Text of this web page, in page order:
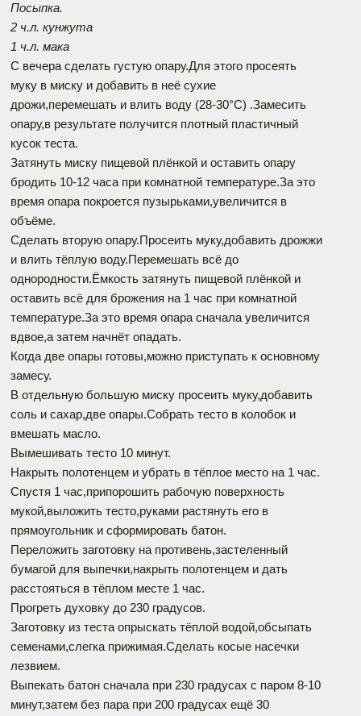
Посыпка.
2 ч.л. кунжута
1 ч.л. мака
С вечера сделать густую опару.Для этого просеять
муку в миску и добавить в неё сухие
дрожи,перемешать и влить воду (28-30°С) .Замесить
опару,в результате получится плотный пластичный
кусок теста.
Затянуть миску пищевой плёнкой и оставить опару
бродить 10-12 часа при комнатной температуре.За это
время опара покроется пузырьками,увеличится в
объёме.
Сделать вторую опару.Просеить муку,добавить дрожжи
и влить тёплую воду.Перемешать всё до
однородности.Ёмкость затянуть пищевой плёнкой и
оставить всё для брожения на 1 час при комнатной
температуре.За это время опара сначала увеличится
вдвое,а затем начнёт опадать.
Когда две опары готовы,можно приступать к основному
замесу.
В отдельную большую миску просеить муку,добавить
соль и сахар,две опары.Собрать тесто в колобок и
вмешать масло.
Вымешивать тесто 10 минут.
Накрыть полотенцем и убрать в тёплое место на 1 час.
Спустя 1 час,припорошить рабочую поверхность
мукой,выложить тесто,руками растянуть его в
прямоугольник и сформировать батон.
Переложить заготовку на противень,застеленный
бумагой для выпечки,накрыть полотенцем и дать
расстояться в тёплом месте 1 час.
Прогреть духовку до 230 градусов.
Заготовку из теста опрыскать тёплой водой,обсыпать
семенами,слегка прижимая.Сделать косые насечки
лезвием.
Выпекать батон сначала при 230 градусах с паром 8-10
минут,затем без пара при 200 градусах ещё 30